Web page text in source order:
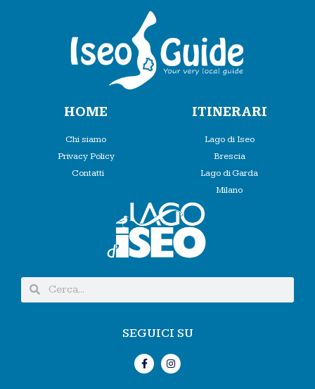
HOME
Chi siamo
Privacy Policy
Contatti
ITINERARI
Lago di Iseo
Brescia
Lago di Garda
Milano
SEGUICI SU